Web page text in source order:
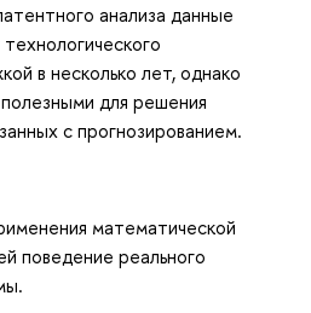
анализа данные
в несколько лет, однако
для решения
с прогнозированием.
математической
поведение реального